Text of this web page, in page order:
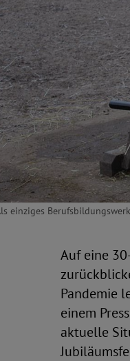
einziges
Auf eine
Pandemie
einem
aktuelle